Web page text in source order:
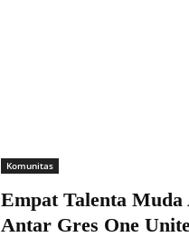
Komunitas
Empat Talenta
Antar Gres One